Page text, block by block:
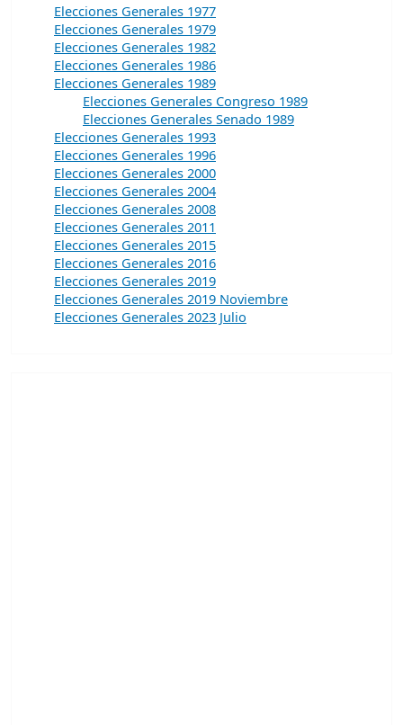
Elecciones Generales 1977
Elecciones Generales 1979
Elecciones Generales 1982
Elecciones Generales 1986
Elecciones Generales 1989
Elecciones Generales Congreso 1989
Elecciones Generales Senado 1989
Elecciones Generales 1993
Elecciones Generales 1996
Elecciones Generales 2000
Elecciones Generales 2004
Elecciones Generales 2008
Elecciones Generales 2011
Elecciones Generales 2015
Elecciones Generales 2016
Elecciones Generales 2019
Elecciones Generales 2019 Noviembre
Elecciones Generales 2023 Julio